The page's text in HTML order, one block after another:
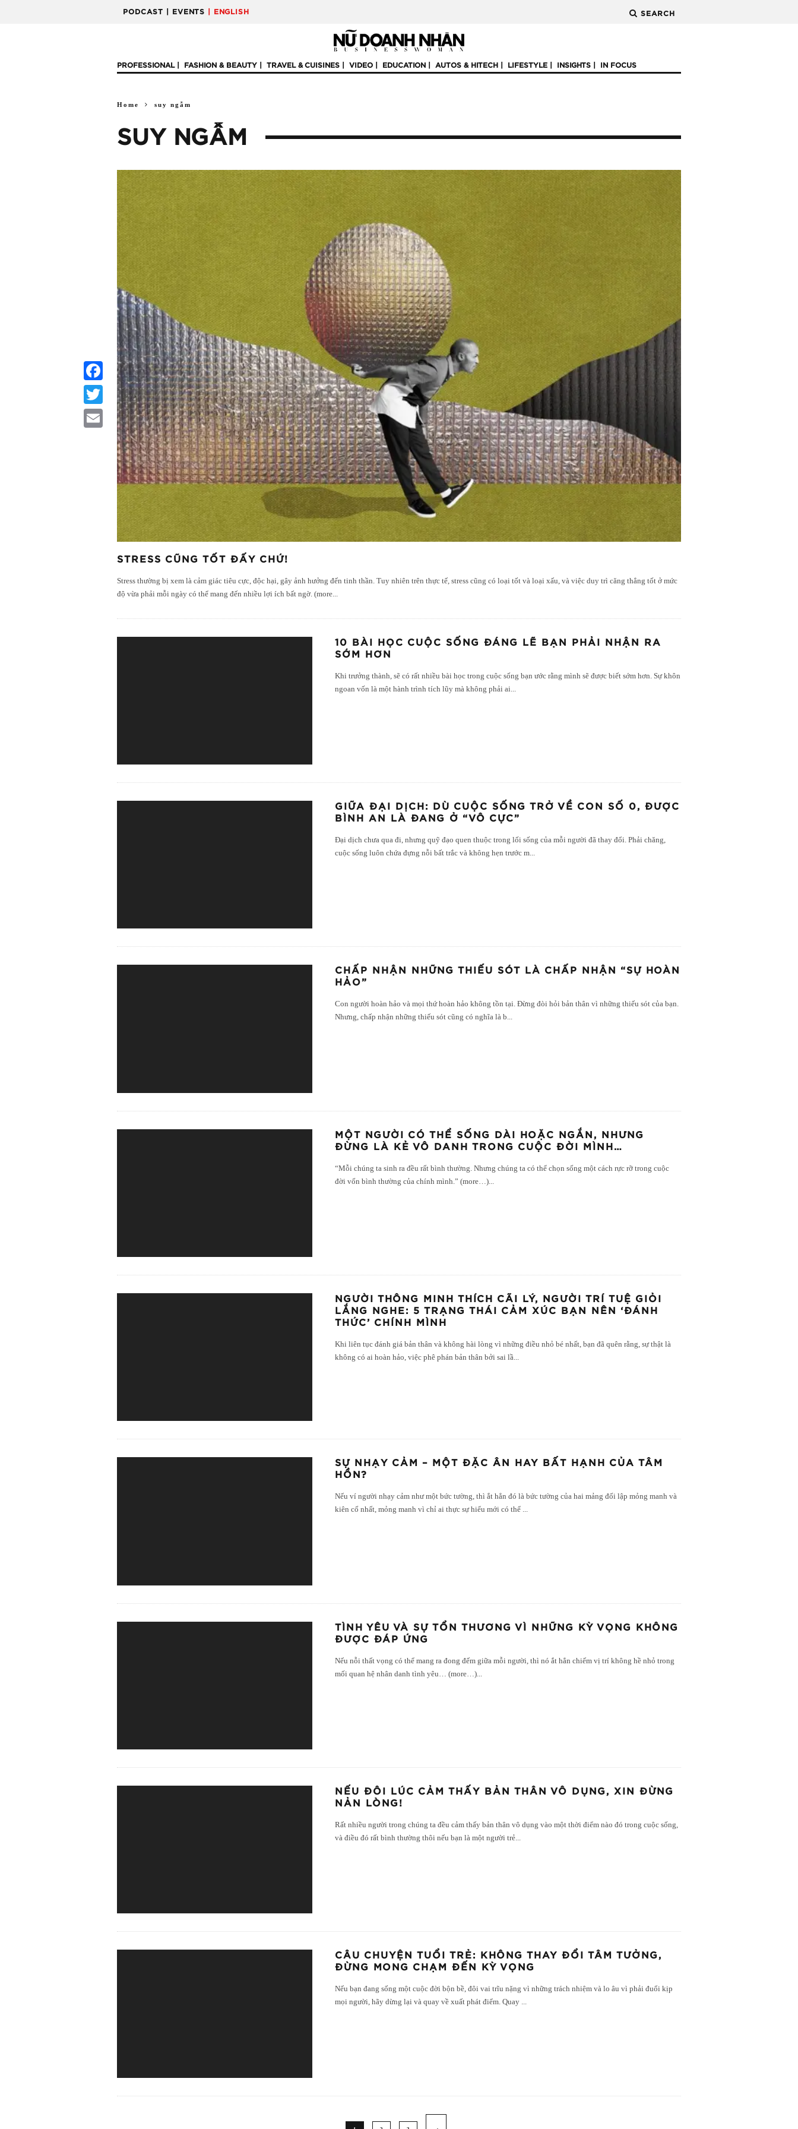
PODCAST | EVENTS | ENGLISH SEARCH
PROFESSIONAL FASHION & BEAUTY TRAVEL & CUISINES VIDEO EDUCATION AUTOS & HITECH LIFESTYLE INSIGHTS IN FOCUS
Home suy ngẫm
SUY NGẪM
STRESS CŨNG TỐT ĐẤY CHỨ!
Stress thường bị xem là cảm giác tiêu cực, độc hại, gây ảnh hưởng đến tinh thần. Tuy nhiên trên thực tế, stress cũng có loại tốt và loại xấu, và việc duy trì căng thẳng tốt ở mức
độ vừa phải mỗi ngày có thể mang đến nhiều lợi ích bất ngờ. (more...
Facebook
Twitter
10 BÀI HỌC CUỘC SỐNG ĐÁNG LẼ BẠN PHẢI NHẬN RA
SỚM HƠN
Khi trưởng thành, sẽ có rất nhiều bài học trong cuộc sống bạn ước rằng mình sẽ được biết sớm hơn. Sự khôn
ngoan vốn là một hành trình tích lũy mà không phải ai...
GIỮA ĐẠI DỊCH: DÙ CUỘC SỐNG TRỞ VỀ CON SỐ 0, ĐƯỢC
BÌNH AN LÀ ĐANG Ở “VÔ CỰC”
Đại dịch chưa qua đi, nhưng quỹ đạo quen thuộc trong lối sống của mỗi người đã thay đổi. Phải chăng,
cuộc sống luôn chứa đựng nỗi bất trắc và không hẹn trước m...
CHẤP NHẬN NHỮNG THIẾU SÓT LÀ CHẤP NHẬN “SỰ HOÀN
HẢO”
Con người hoàn hảo và mọi thứ hoàn hảo không tồn tại. Đừng đòi hỏi bản thân vì những thiếu sót của bạn.
Nhưng, chấp nhận những thiếu sót cũng có nghĩa là b...
MỘT NGƯỜI CÓ THỂ SỐNG DÀI HOẶC NGẮN, NHƯNG
ĐỪNG LÀ KẺ VÔ DANH TRONG CUỘC ĐỜI MÌNH…
“Mỗi chúng ta sinh ra đều rất bình thường. Nhưng chúng ta có thể chọn sống một cách rực rỡ trong cuộc
đời vốn bình thường của chính mình.” (more…)
NGƯỜI THÔNG MINH THÍCH CÃI LÝ, NGƯỜI TRÍ TUỆ GIỎI
LẮNG NGHE: 5 TRẠNG THÁI CẢM XÚC BẠN NÊN ‘ĐÁNH
THỨC’ CHÍNH MÌNH
Khi liên tục đánh giá bản thân và không hài lòng vì những điều nhỏ bé nhất, bạn đã quên rằng, sự thật là
không có ai hoàn hảo, việc phê phán bản thân bởi sai lầ...
SỰ NHẠY CẢM – MỘT ĐẶC ÂN HAY BẤT HẠNH CỦA TÂM
HỒN?
Nếu ví người nhạy cảm như một bức tường, thì ắt hẳn đó là bức tường của hai mảng đối lập mỏng manh và
kiên cố nhất, mỏng manh vì chỉ ai thực sự hiểu mới có thể ...
TÌNH YÊU VÀ SỰ TỔN THƯƠNG VÌ NHỮNG KỲ VỌNG KHÔNG
ĐƯỢC ĐÁP ỨNG
Nếu nỗi thất vọng có thể mang ra đong đếm giữa mỗi người, thì nó ắt hẳn chiếm vị trí không hề nhỏ trong
mối quan hệ nhân danh tình yêu… (more…)
NẾU ĐÔI LÚC CẢM THẤY BẢN THÂN VÔ DỤNG, XIN ĐỪNG
NẢN LÒNG!
Rất nhiều người trong chúng ta đều cảm thấy bản thân vô dụng vào một thời điểm nào đó trong cuộc sống,
và điều đó rất bình thường thôi nếu bạn là một người trẻ...
CÂU CHUYỆN TUỔI TRẺ: KHÔNG THAY ĐỔI TÂM TƯỞNG,
ĐỪNG MONG CHẠM ĐẾN KỲ VỌNG
Nếu bạn đang sống một cuộc đời bộn bề, đôi vai trĩu nặng vì những trách nhiệm và lo âu vì phải đuổi kịp
mọi người, hãy dừng lại và quay về xuất phát điểm. Quay ...